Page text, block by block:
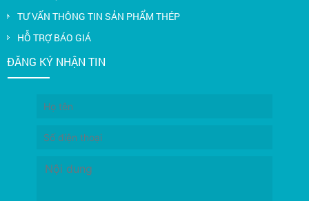
TƯ VẤN THÔNG TIN SẢN PHẨM THÉP
HỖ TRỢ BÁO GIÁ
ĐĂNG KÝ NHẬN TIN